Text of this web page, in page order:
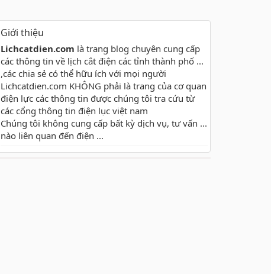
Giới thiệu
Lichcatdien.com là trang blog chuyên cung cấp
các thông tin về lịch cắt điện các tỉnh thành phố ...
,các chia sẻ có thể hữu ích với mọi người
Lichcatdien.com KHÔNG phải là trang của cơ quan
điện lực các thông tin được chúng tôi tra cứu từ
các cổng thông tin điện lục việt nam
Chúng tôi không cung cấp bất kỳ dịch vụ, tư vấn ...
nào liên quan đến điện ...